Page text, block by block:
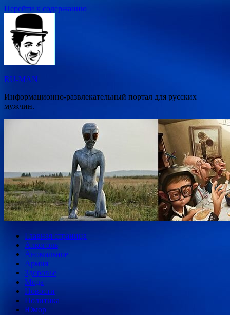
Перейти к содержанию
RU-MAN
Информационно-развлекательный портал для русских
мужчин.
Главная страница
Алкоголь
Аномальное
Армия
Здоровье
Мода
Новости
Политика
Юмор